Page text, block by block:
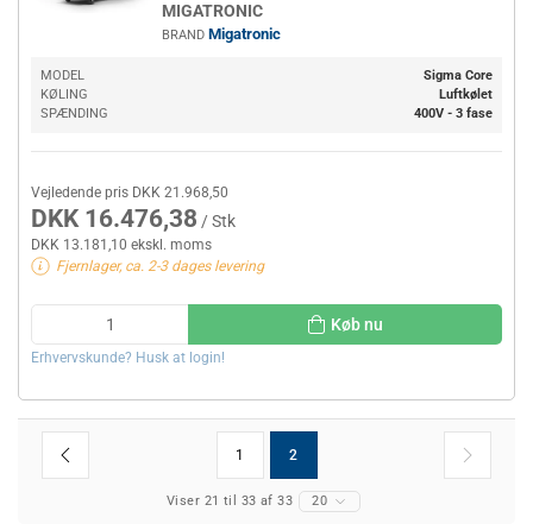
MIGATRONIC
BRAND Migatronic
MODEL
Sigma Core
KØLING
Luftkølet
SPÆNDING
400V - 3 fase
Vejledende pris DKK 21.968,50
DKK 16.476,38 / Stk
DKK 13.181,10 ekskl. moms
Fjernlager, ca. 2-3 dages levering
Køb nu
Erhvervskunde? Husk at login!
1 2
Viser 21 til 33 af 33 20